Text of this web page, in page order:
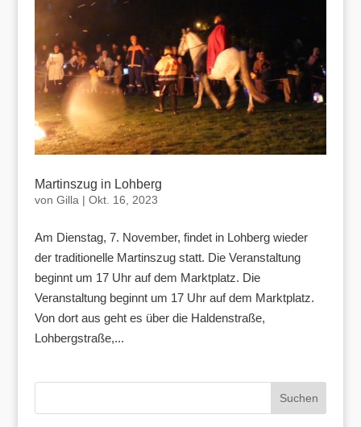
Martinszug in Lohberg
von Gilla | Okt. 16, 2023
Am Dienstag, 7. November, findet in Lohberg wieder
der traditionelle Martinszug statt. Die Veranstaltung
beginnt um 17 Uhr auf dem Marktplatz. Die
Veranstaltung beginnt um 17 Uhr auf dem Marktplatz.
Von dort aus geht es über die Haldenstraße,
Lohbergstraße,...